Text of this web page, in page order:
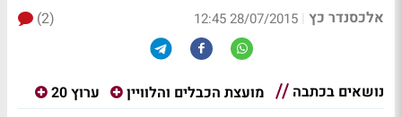
אלכסנדר כץ |
28/07/2015 12:45
(2)
נושאים בכתבה מועצת הכבלים והלוויין ערוץ 20